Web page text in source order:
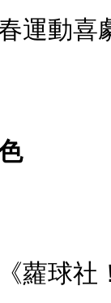
動喜
球社！